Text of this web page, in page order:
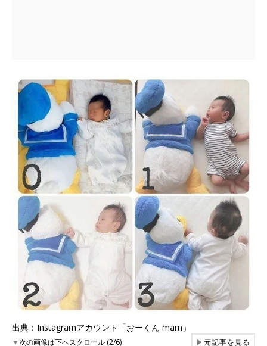
出典：Instagramアカウント「おーくん mam」
▼次の画像は下へスクロール (2/6) ▶元記事を見る